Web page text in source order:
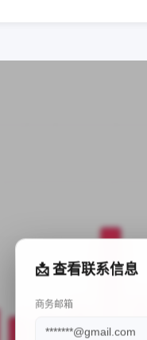
📩 查看联系信息
商务邮箱